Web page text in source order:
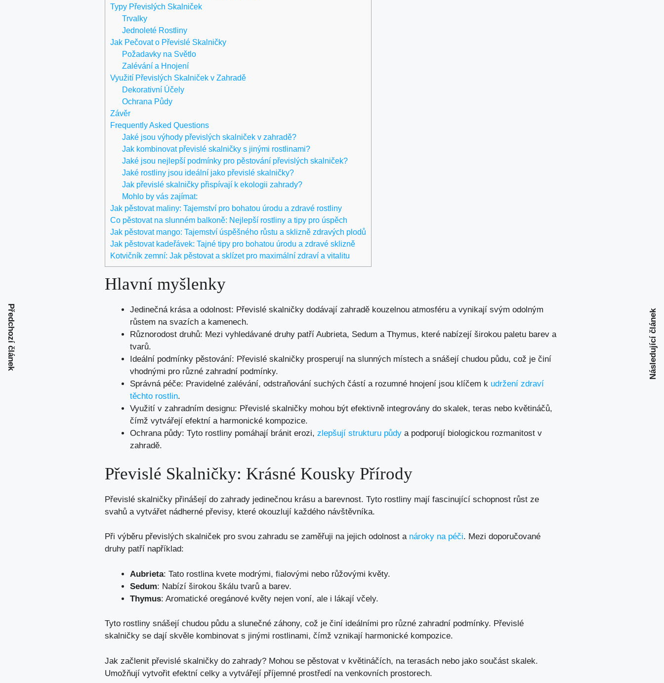
Typy Převislých Skalniček
Trvalky
Jednoleté Rostliny
Jak Pečovat o Převislé Skalničky
Požadavky na Světlo
Zalévání a Hnojení
Využití Převislých Skalniček v Zahradě
Dekorativní Účely
Ochrana Půdy
Závěr
Frequently Asked Questions
Jaké jsou výhody převislých skalniček v zahradě?
Jak kombinovat převislé skalničky s jinými rostlinami?
Jaké jsou nejlepší podmínky pro pěstování převislých skalniček?
Jaké rostliny jsou ideální jako převislé skalničky?
Jak převislé skalničky přispívají k ekologii zahrady?
Mohlo by vás zajímat:
Jak pěstovat maliny: Tajemství pro bohatou úrodu a zdravé rostliny
Co pěstovat na slunném balkoně: Nejlepší rostliny a tipy pro úspěch
Jak pěstovat mango: Tajemství úspěšného růstu a sklizně zdravých plodů
Jak pěstovat kadeřávek: Tajné tipy pro bohatou úrodu a zdravé sklizně
Kotvičník zemní: Jak pěstovat a sklízet pro maximální zdraví a vitalitu
Hlavní myšlenky
Jedinečná krása a odolnost: Převislé skalničky dodávají zahradě kouzelnou atmosféru a vynikají svým odolným
růstem na svazích a kamenech.
Různorodost druhů: Mezi vyhledávané druhy patří Aubrieta, Sedum a Thymus, které nabízejí širokou paletu barev a
tvarů.
Ideální podmínky pěstování: Převislé skalničky prosperují na slunných místech a snášejí chudou půdu, což je činí
vhodnými pro různé zahradní podmínky.
Správná péče: Pravidelné zalévání, odstraňování suchých částí a rozumné hnojení jsou klíčem k udržení zdraví
těchto rostlin.
Využití v zahradním designu: Převislé skalničky mohou být efektivně integrovány do skalek, teras nebo květináčů,
čímž vytvářejí efektní a harmonické kompozice.
Ochrana půdy: Tyto rostliny pomáhají bránit erozi, zlepšují strukturu půdy a podporují biologickou rozmanitost v
zahradě.
Převislé Skalničky: Krásné Kousky Přírody
Převislé skalničky přinášejí do zahrady jedinečnou krásu a barevnost. Tyto rostliny mají fascinující schopnost růst ze
svahů a vytvářet nádherné převisy, které okouzlují každého návštěvníka.
Při výběru převislých skalniček pro svou zahradu se zaměřuji na jejich odolnost a nároky na péči. Mezi doporučované
druhy patří například:
Aubrieta: Tato rostlina kvete modrými, fialovými nebo růžovými květy.
Sedum: Nabízí širokou škálu tvarů a barev.
Thymus: Aromatické oregánové květy nejen voní, ale i lákají včely.
Tyto rostliny snášejí chudou půdu a slunečné záhony, což je činí ideálními pro různé zahradní podmínky. Převislé
skalničky se dají skvěle kombinovat s jinými rostlinami, čímž vznikají harmonické kompozice.
Jak začlenit převislé skalničky do zahrady? Mohou se pěstovat v květináčích, na terasách nebo jako součást skalek.
Umožňují vytvořit efektní celky a vytvářejí příjemné prostředí na venkovních prostorech.
Předchozí článek Následující článek